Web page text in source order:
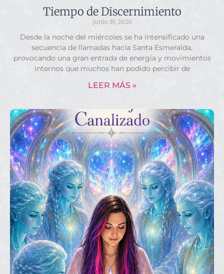
Tiempo de Discernimiento
junio 19, 2026
Desde la noche del miércoles se ha intensificado una
secuencia de llamadas hacia Santa Esmeralda,
provocando una gran entrada de energía y movimientos
internos que muchos han podido percibir de
LEER MÁS »